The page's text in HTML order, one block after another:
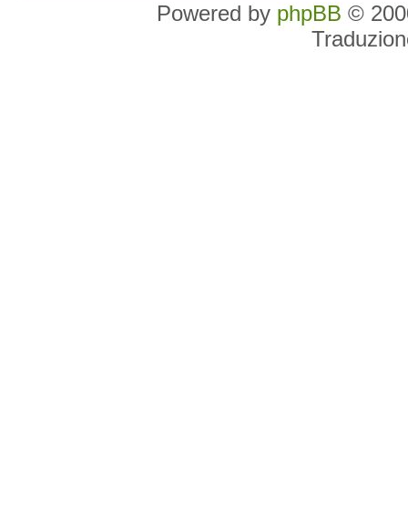
Powered by phpBB ©